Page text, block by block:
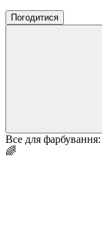
Погодитися
Все для
🌈